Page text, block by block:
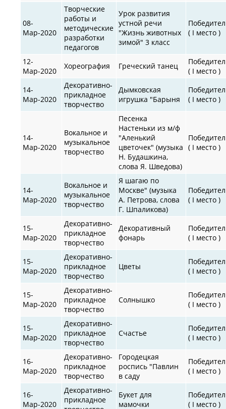
08-
Мар-2020
Творческие
работы и
методические
разработки
педагогов
Урок развития
устной речи
"Жизнь животных
зимой" 3 класс
( I место )
12-
Мар-2020
Хореография Греческий танец
( I место )
14-
Мар-2020
Декоративно-
прикладное
творчество
Дымковская
игрушка "Барыня
( I место )
14-
Мар-2020
Вокальное и
музыкальное
творчество
Песенка
Настеньки из м/ф
"Аленький
цветочек" (музыка
Н. Будашкина,
слова Я. Шведова)
( I место )
14-
Мар-2020
Вокальное и
музыкальное
творчество
Я шагаю по
Москве" (музыка
А. Петрова, слова
Г. Шпаликова)
( I место )
15-
Мар-2020
Декоративно-
прикладное
творчество
Декоративный
фонарь
( I место )
15-
Мар-2020
Декоративно-
прикладное
творчество
Цветы
( I место )
15-
Мар-2020
Декоративно-
прикладное
творчество
Солнышко
( I место )
15-
Мар-2020
Декоративно-
прикладное
творчество
Счастье
( I место )
16-
Мар-2020
Декоративно-
прикладное
творчество
Городецкая
роспись "Павлин
в саду
( I место )
16-
Мар-2020
Декоративно-
прикладное
Букет для
мамочки
( I место )